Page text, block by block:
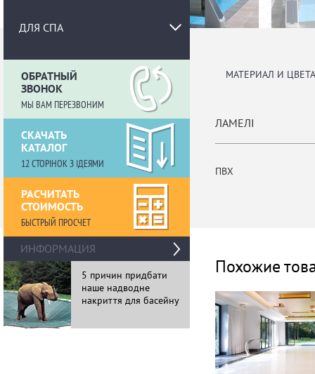
ДЛЯ СПА
ОБРАТНЫЙ
ЗВОНОК
МЫ ВАМ ПЕРЕЗВОНИМ
СКАЧАТЬ
КАТАЛОГ
12 СТОРІНОК З ІДЕЯМИ
РАСЧИТАТЬ
СТОИМОСТЬ
БЫСТРЫЙ ПРОСЧЕТ
ИНФОРМАЦИЯ
5 причин придбати
наше надводне
накриття для басейну
11
МАТЕРИАЛ И ЦВЕТА
ЛАМЕЛІ
ПВХ
Похожие